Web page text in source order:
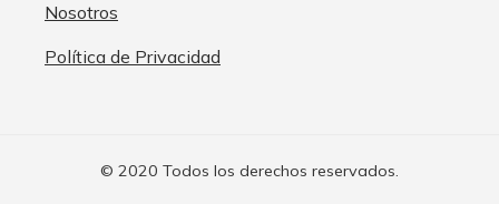
Nosotros
Política de Privacidad
© 2020 Todos los derechos reservados.